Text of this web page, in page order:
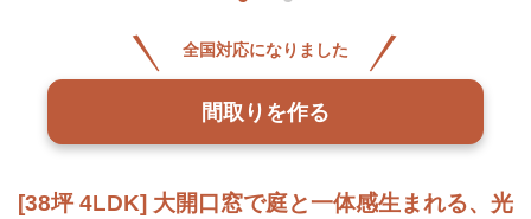
[38坪 4LDK] 大開口窓で庭と一体感生まれる、光
全国対応になりました
間取りを作る